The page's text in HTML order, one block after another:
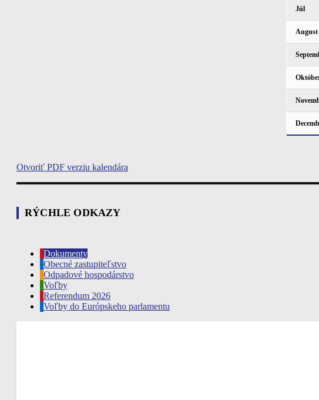
Júl
August
Otvoriť PDF verziu kalendára
RÝCHLE ODKAZY
Dokumenty
Obecné zastupiteľstvo
Odpadové hospodárstvo
Voľby
Referendum 2026
Voľby do Európskeho parlamentu